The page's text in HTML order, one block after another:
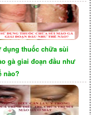
dụng thuốc chữa sùi
gà giai đoạn đầu như
nào?